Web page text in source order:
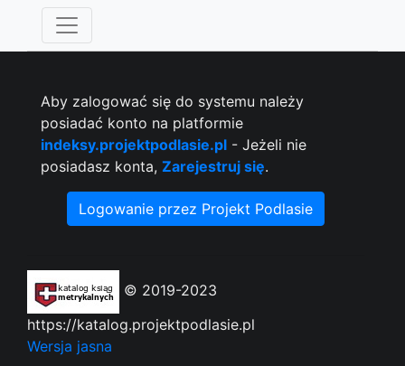
Aby zalogować się do systemu należy
posiadać konto na platformie
indeksy.projektpodlasie.pl - Jeżeli nie
posiadasz konta, Zarejestruj się.
Logowanie przez Projekt Podlasie
© 2019-2023
https://katalog.projektpodlasie.pl
Wersja jasna